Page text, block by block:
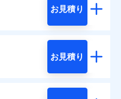
お見積り
お見積り